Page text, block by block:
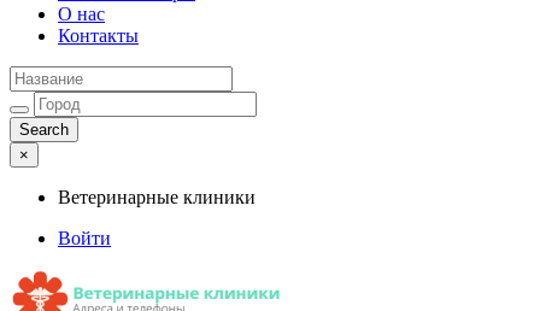
О нас
Контакты
×
Ветеринарные клиники
Войти